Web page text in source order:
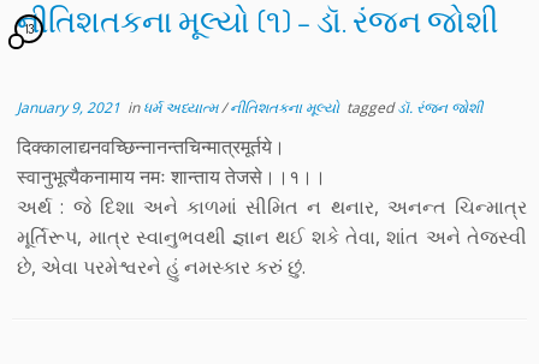
નીતિશતકના મૂલ્યો (૧) – ડૉ. રંજન જોશી
13
January 9, 2021 inધર્મ અધ્યાત્મ/નીતિશતકના મૂલ્યો taggedડૉ. રંજન જોશી
दिक्कालाद्यनवच्छिन्नानन्तचिन्मात्रमूर्तये।
स्वानुभूत्यैकनामाय नमः शान्ताय तेजसे।।१।।
અર્થ : જે દિશા અને કાળમાં સીમિત ન થનાર, અનન્ત ચિન્માત્ર
મૂર્તિરૂપ, માત્ર સ્વાનુભવથી જ્ઞાન થઈ શકે તેવા, શાંત અને તેજસ્વી
છે, એવા પરમેશ્વરને હું નમસ્કાર કરું છું.